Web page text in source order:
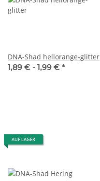
DNA-Shad hellorange-glitter
1,89 € - 1,99 € *
AUF LAGER